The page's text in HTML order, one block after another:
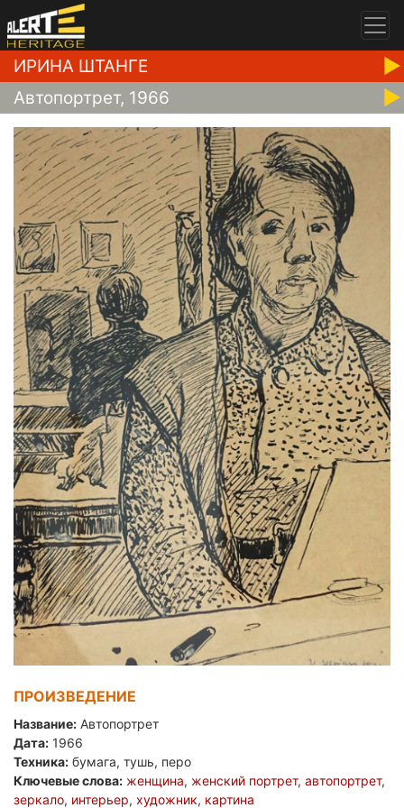
ИРИНА ШТАНГЕ
Автопортрет, 1966
ПРОИЗВЕДЕНИЕ
Название: Автопортрет
Дата: 1966
Техника: бумага, тушь, перо
Ключевые слова: женщина, женский портрет, автопортрет,
зеркало, интерьер, художник, картина